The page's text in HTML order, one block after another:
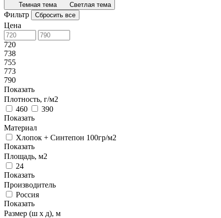
Темная тема Светлая тема
Фильтр Сбросить все
Цена
720
738
755
773
790
Показать
Плотность, г/м2
460
390
Показать
Материал
Хлопок + Синтепон 100гр/м2
Показать
Площадь, м2
24
Показать
Производитель
Россия
Показать
Размер (ш х д), м